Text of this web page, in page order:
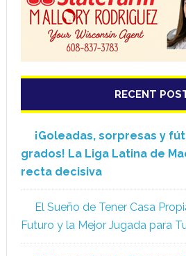
RECENT
¡Goleadas, sorpresas y
grados! La Liga Latina de
recta decisiva
El Sueño de Tener Casa
Futuro y la Mejor Jugada para